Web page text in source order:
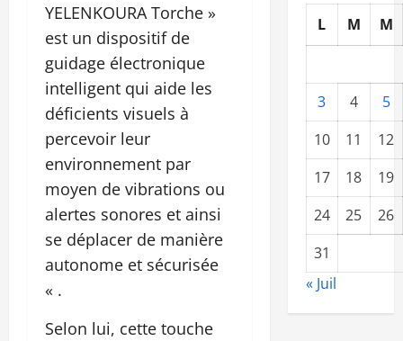
YELENKOURA Torche »
est un dispositif de
guidage électronique
intelligent qui aide les
déficients visuels à
percevoir leur
environnement par
moyen de vibrations ou
alertes sonores et ainsi
se déplacer de manière
autonome et sécurisée
« .
Selon lui, cette touche
L M M
3 4
5
10
11
12
17
18
19
24
25
26
31
« Juil